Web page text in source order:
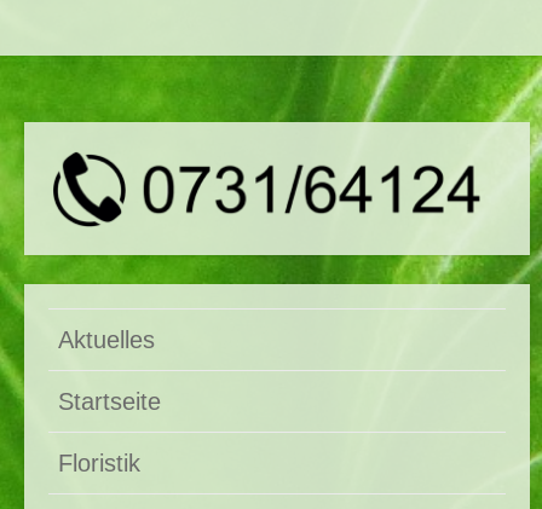
Aktuelles
Startseite
Floristik